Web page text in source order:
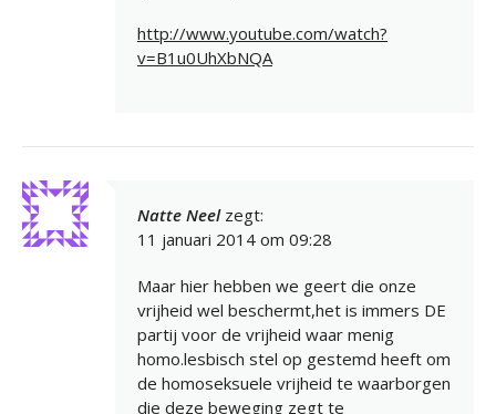
http://www.youtube.com/watch?
v=B1u0UhXbNQA
Natte Neel zegt:
11 januari 2014 om 09:28
Maar hier hebben we geert die onze
vrijheid wel beschermt,het is immers DE
partij voor de vrijheid waar menig
homo.lesbisch stel op gestemd heeft om
de homoseksuele vrijheid te waarborgen
die deze beweging zegt te